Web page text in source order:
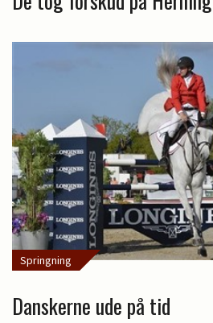
Springning
Danskerne ude på tid